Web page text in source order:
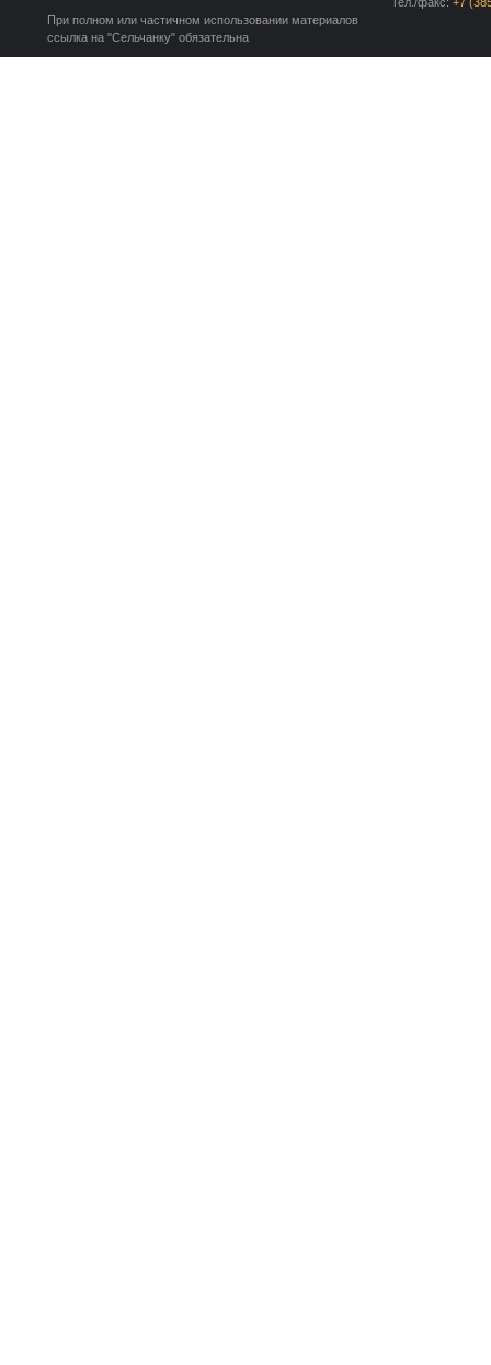
При полном или частичном использовании материалов
ссылка на "Сельчанку" обязательна